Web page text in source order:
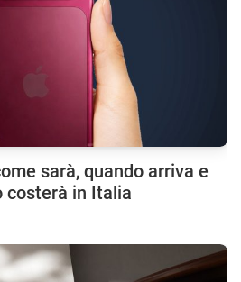
sarà, quando arriva e
costerà in Italia